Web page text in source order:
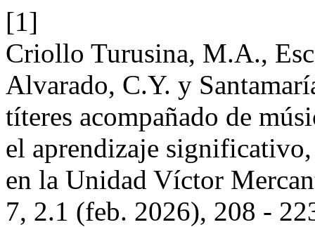
[1]
Criollo Turusina, M.A.,
Alvarado, C.Y. y
títeres acompañado de
el aprendizaje
en la Unidad Víctor
7, 2.1 (feb. 2026), 208 -